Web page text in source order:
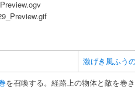
激げき風ふう
を召喚する。経路上の物体と敵を巻